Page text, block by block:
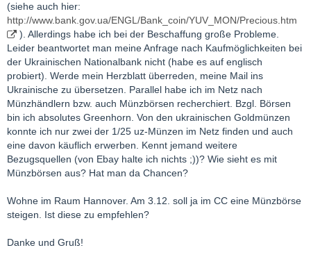
(siehe auch hier:
http://www.bank.gov.ua/ENGL/Bank_coin/YUV_MON/Precious.htm
). Allerdings habe ich bei der Beschaffung große Probleme.
Leider beantwortet man meine Anfrage nach Kaufmöglichkeiten bei
der Ukrainischen Nationalbank nicht (habe es auf englisch
probiert). Werde mein Herzblatt überreden, meine Mail ins
Ukrainische zu übersetzen. Parallel habe ich im Netz nach
Münzhändlern bzw. auch Münzbörsen recherchiert. Bzgl. Börsen
bin ich absolutes Greenhorn. Von den ukrainischen Goldmünzen
konnte ich nur zwei der 1/25 uz-Münzen im Netz finden und auch
eine davon käuflich erwerben. Kennt jemand weitere
Bezugsquellen (von Ebay halte ich nichts ;))? Wie sieht es mit
Münzbörsen aus? Hat man da Chancen?
Wohne im Raum Hannover. Am 3.12. soll ja im CC eine Münzbörse
steigen. Ist diese zu empfehlen?
Danke und Gruß!